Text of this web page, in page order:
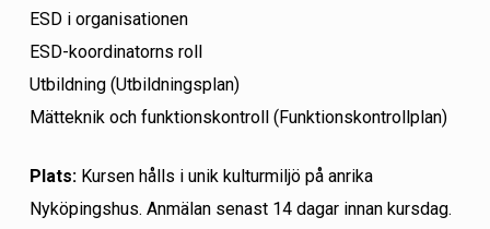
ESD i organisationen
ESD-koordinatorns roll
Utbildning (Utbildningsplan)
Mätteknik och funktionskontroll (Funktionskontrollplan)
Plats:Kursen hålls i unik kulturmiljö på anrika
Nyköpingshus. Anmälan senast 14 dagar innan kursdag.